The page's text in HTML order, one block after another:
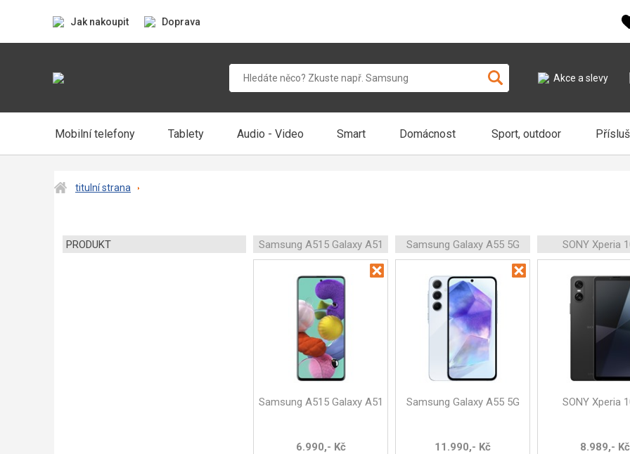
Jak nakoupit Doprava
Akce a slevy
Mobilní telefony Tablety Audio - Video Smart Domácnost Sport, outdoor
titulní strana
PRODUKT Samsung A515 Galaxy A51 Samsung Galaxy A55 5G SONY Xperia
Samsung A515 Galaxy A51
6.990,- Kč
Samsung Galaxy A55 5G
11.990,- Kč
SONY Xperia
8.989,- Kč